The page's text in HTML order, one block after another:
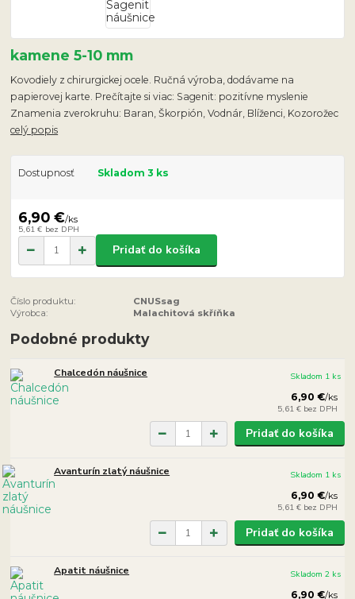
kamene 5-10 mm
Kovodiely z chirurgickej ocele. Ručná výroba, dodávame na
papierovej karte. Prečítajte si viac: Sagenit: pozitívne myslenie
Znamenia zverokruhu: Baran, Škorpión, Vodnár, Blíženci, Kozorožec
celý popis
Dostupnosť Skladom 3 ks
6,90 €/ks
5,61 € bez DPH
Pridať do košíka
Číslo produktu:
CNUSsag
Výrobca:
Malachitová skříňka
Podobné produkty
Chalcedón náušnice
6,90 €/ks
5,61 € bez DPH
Skladom 1 ks
Pridať do košíka
Avanturín zlatý náušnice
6,90 €/ks
5,61 € bez DPH
Skladom 1 ks
Pridať do košíka
Apatit náušnice
6,90 €/ks
Skladom 2 ks